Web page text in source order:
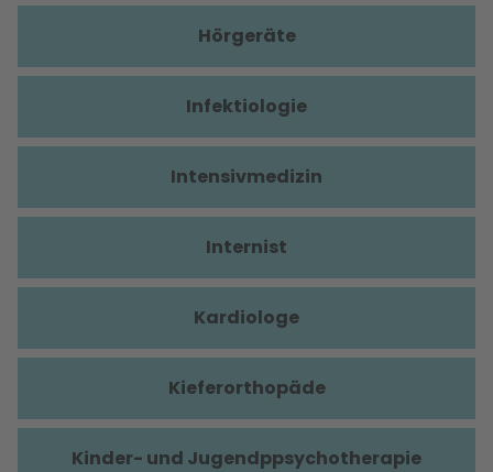
Hörgeräte
Infektiologie
Intensivmedizin
Internist
Kardiologe
Kieferorthopäde
Kinder- und Jugendppsychotherapie